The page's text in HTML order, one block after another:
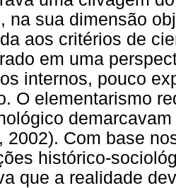
na sua dimensão
aos critérios de
em uma
internos, pouco
O elementarismo
2002). Com base
histórico-
que a realidade